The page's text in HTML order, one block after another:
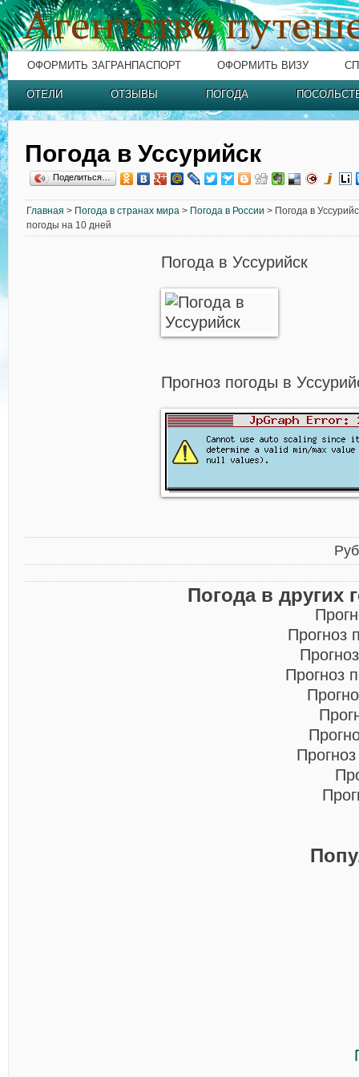
ОФОРМИТЬ ЗАГРАНПАСПОРТ ОФОРМИТЬ ВИЗУ
ОТЕЛИ ОТЗЫВЫ ПОГОДА
Погода в Уссурийск
Поделиться…
Главная > Погода в странах мира > Погода в России > Погода в
погоды на 10 дней
Погода в Уссурийск
Прогноз погоды в
Погода в других
Прогноз
Прогноз